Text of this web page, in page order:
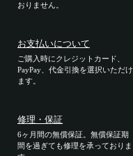
おりません。
お支払いについて
ご購入時にクレジットカード、
PayPay、代金引換を選択いただけ
ます。
修理・保証
6ヶ月間の無償保証。無償保証期
間を過ぎても修理を承っておりま